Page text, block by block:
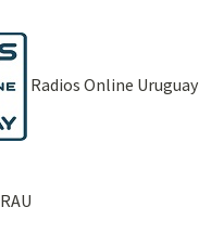
Radios Online Uruguay
RAU